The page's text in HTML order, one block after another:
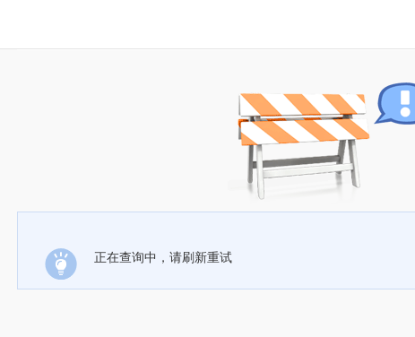
正在查询中，请刷新重试